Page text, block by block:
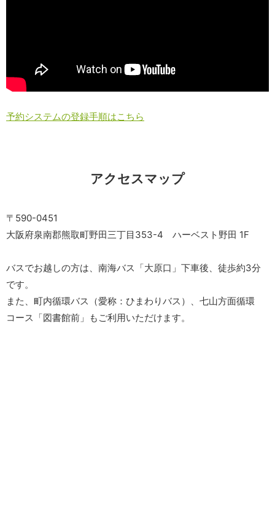
予約システムの登録手順はこちら
アクセスマップ
〒590-0451
大阪府泉南郡熊取町野田三丁目353-4 ハーベスト野田 1F
バスでお越しの方は、南海バス「大原口」下車後、徒歩約3分
です。
また、町内循環バス（愛称：ひまわりバス）、七山方面循環
コース「図書館前」もご利用いただけます。